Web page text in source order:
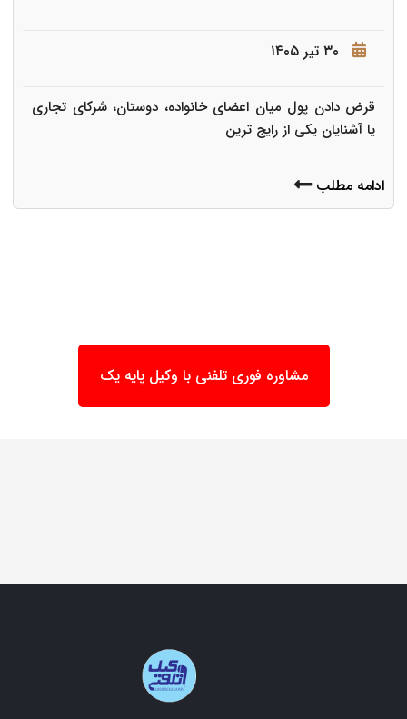
۳۰ تیر ۱۴۰۵
قرض دادن پول میان اعضای خانواده، دوستان، شرکای تجاری
یا آشنایان یکی از رایج ترین
ادامه مطلب
مشاوره فوری تلفنی با وکیل پایه یک